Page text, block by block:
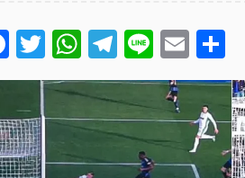
Facebook
Twitter
WhatsApp
Telegram
LineEmail